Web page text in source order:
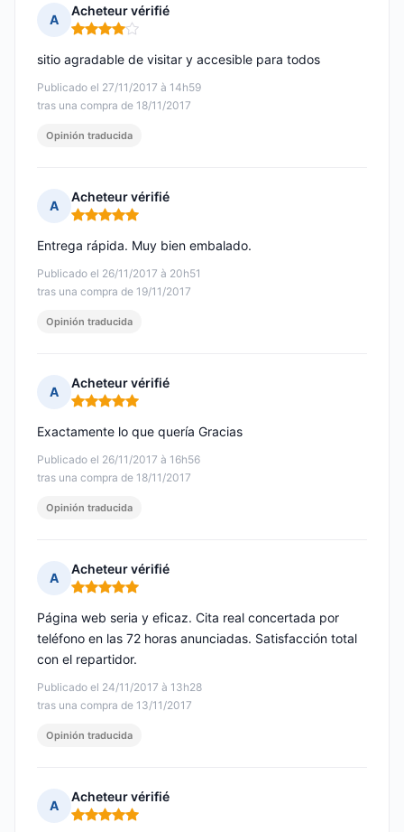
A
Acheteur vérifié
Nota: 4 de 5
Publicado el 27/11/2017 à 14h59
tras una compra de 18/11/2017
sitio agradable de visitar y accesible para todos
Opinión traducida
A
Acheteur vérifié
Nota: 5 de 5
Publicado el 26/11/2017 à 20h51
tras una compra de 19/11/2017
Entrega rápida. Muy bien embalado.
Opinión traducida
A
Acheteur vérifié
Nota: 5 de 5
Publicado el 26/11/2017 à 16h56
tras una compra de 18/11/2017
Exactamente lo que quería Gracias
Opinión traducida
A
Acheteur vérifié
Nota: 5 de 5
Publicado el 24/11/2017 à 13h28
tras una compra de 13/11/2017
Página web seria y eficaz. Cita real concertada por
teléfono en las 72 horas anunciadas. Satisfacción total
con el repartidor.
Opinión traducida
A
Acheteur vérifié
Nota: 5 de 5